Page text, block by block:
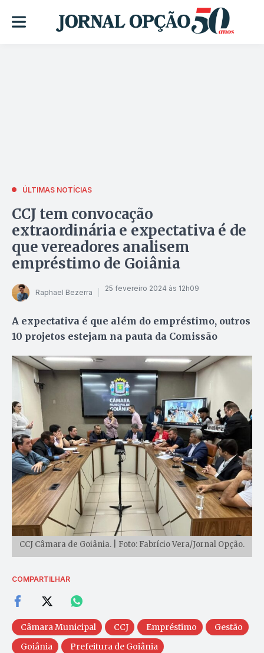
ÚLTIMAS NOTÍCIAS
CCJ tem convocação
extraordinária e expectativa é de
que vereadores analisem
empréstimo de Goiânia
Raphael Bezerra 25 fevereiro 2024 às 12h09
A expectativa é que além do empréstimo, outros
10 projetos estejam na pauta da Comissão
CCJ Câmara de Goiânia. | Foto: Fabrício Vera/Jornal Opção.
COMPARTILHAR
Câmara Municipal CCJ Empréstimo
Gestão
Goiânia
Prefeitura de Goiânia